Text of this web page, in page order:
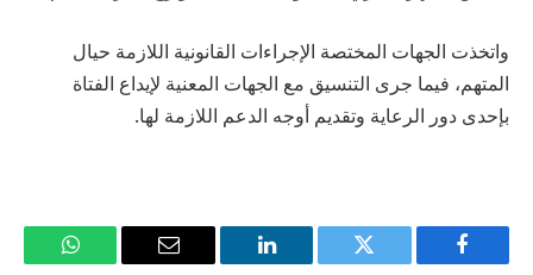
واتخذت الجهات المختصة الإجراءات القانونية اللازمة حيال
المتهم، فيما جرى التنسيق مع الجهات المعنية لإيداع الفتاة
بإحدى دور الرعاية وتقديم أوجه الدعم اللازمة لها.
فيسبوك تويتر لينكدإن
البريد
واتساب